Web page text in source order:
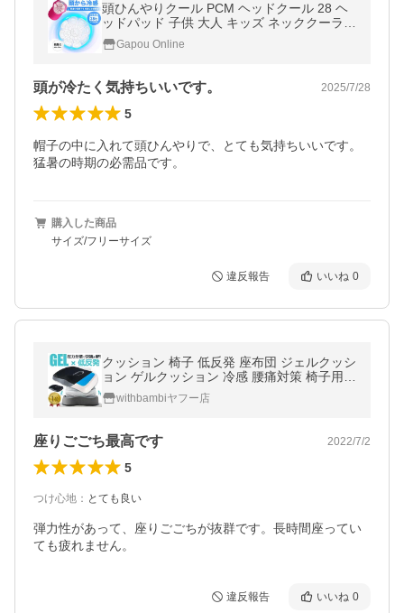
頭ひんやりクール PCM ヘッドクール 28 ヘ
ッドパッド 子供 大人 キッズ ネッククーラー
帽子 保冷剤 頭 冷却 熱中症対策 暑さ対策 接
触冷感 プレゼント
Gapou Online
頭が冷たく気持ちいいです。 2025/7/28
5
帽子の中に入れて頭ひんやりで、とても気持ちいいです。
猛暑の時期の必需品です。
購入した商品
サイズ/フリーサイズ
違反報告 いいね 0
クッション 椅子 低反発 座布団 ジェルクッシ
ョン ゲルクッション 冷感 腰痛対策 椅子用ク
ッション 腰痛クッション 骨盤矯正 お尻 痔
おすすめ 人気 70代 80代
withbambiヤフー店
座りごごち最高です 2022/7/2
5
つけ心地 ： とても良い
弾力性があって、座りごごちが抜群です。長時間座ってい
ても疲れません。
違反報告 いいね 0